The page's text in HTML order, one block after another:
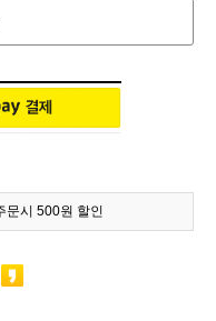
문시 500원 할인